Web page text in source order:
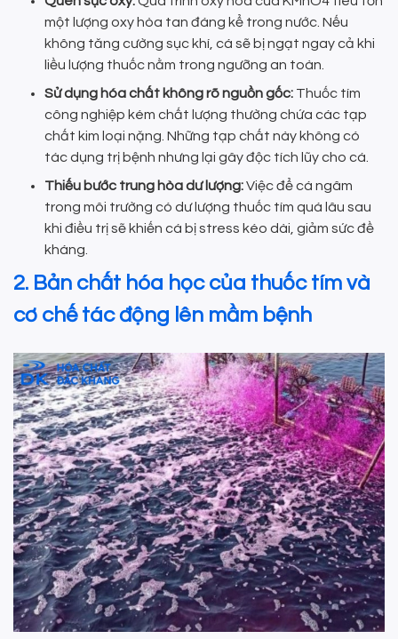
một lượng oxy hòa tan đáng kể trong nước. Nếu
không tăng cường sục khí, cá sẽ bị ngạt ngay cả khi
liều lượng thuốc nằm trong ngưỡng an toàn.
Sử dụng hóa chất không rõ nguồn gốc: Thuốc tím
công nghiệp kém chất lượng thường chứa các tạp
chất kim loại nặng. Những tạp chất này không có
tác dụng trị bệnh nhưng lại gây độc tích lũy cho cá.
Thiếu bước trung hòa dư lượng:Việc để cá ngâm
trong môi trường có dư lượng thuốc tím quá lâu sau
khi điều trị sẽ khiến cá bị stress kéo dài, giảm sức đề
kháng.
2. Bản chất hóa học của thuốc tím và
cơ chế tác động lên mầm bệnh